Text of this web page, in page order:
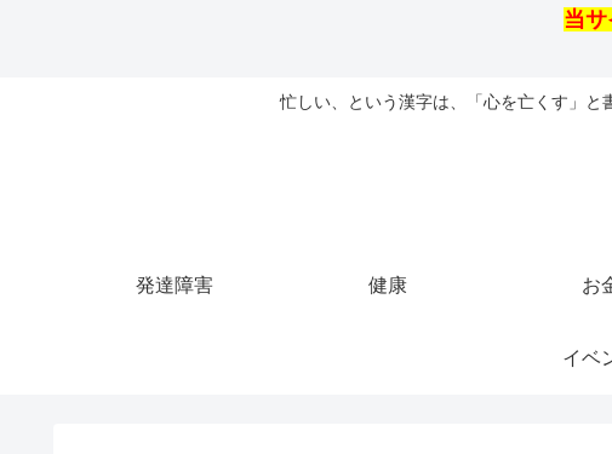
当サ
忙しい、という漢字は、「心を亡くす」と
発達障害 健康 お
イベ